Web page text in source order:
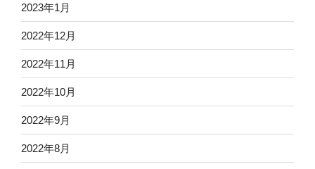
2023年1月
2022年12月
2022年11月
2022年10月
2022年9月
2022年8月